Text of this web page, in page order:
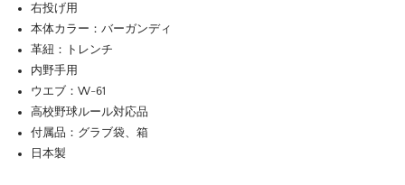
右投げ用
本体カラー：バーガンディ
革紐：トレンチ
内野手用
ウエブ：W-61
高校野球ルール対応品
付属品：グラブ袋、箱
日本製